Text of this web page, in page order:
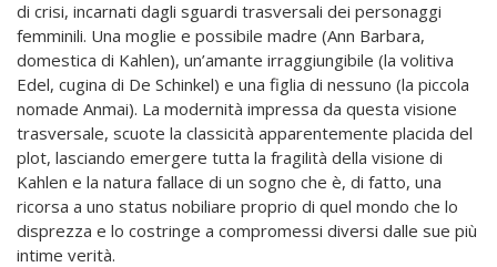
di crisi, incarnati dagli sguardi trasversali dei personaggi
femminili. Una moglie e possibile madre (Ann Barbara,
domestica di Kahlen), un’amante irraggiungibile (la volitiva
Edel, cugina di De Schinkel) e una figlia di nessuno (la piccola
nomade Anmai). La modernità impressa da questa visione
trasversale, scuote la classicità apparentemente placida del
plot, lasciando emergere tutta la fragilità della visione di
Kahlen e la natura fallace di un sogno che è, di fatto, una
ricorsa a uno status nobiliare proprio di quel mondo che lo
disprezza e lo costringe a compromessi diversi dalle sue più
intime verità.